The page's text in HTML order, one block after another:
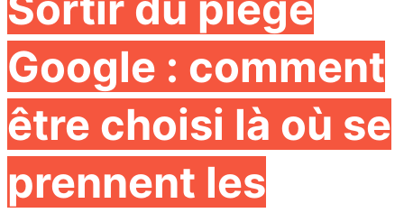
Google : comment
être choisi là où se
prennent les